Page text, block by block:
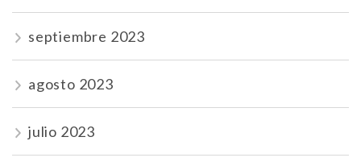
septiembre 2023
agosto 2023
julio 2023